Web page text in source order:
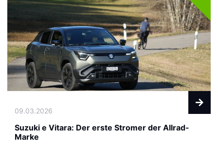
09.03.2026
Suzuki e Vitara: Der erste Stromer der Allrad-
Marke